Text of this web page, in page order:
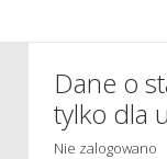
Dane o
tylko dla
Nie zalogowano